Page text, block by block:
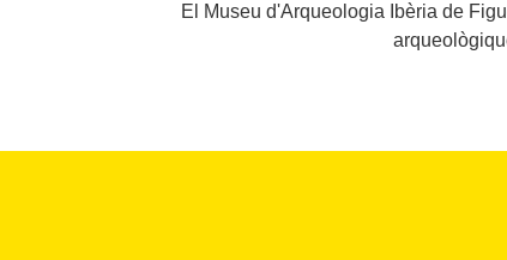
El Museu d'Arqueologia Ibèria de